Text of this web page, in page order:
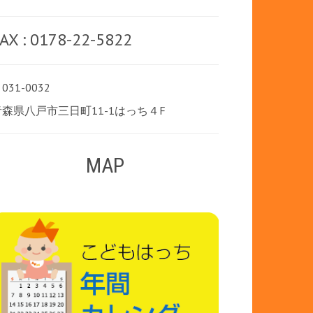
: 0178-22-5822
0032
県八戸市三日町11-1はっち４F
MAP